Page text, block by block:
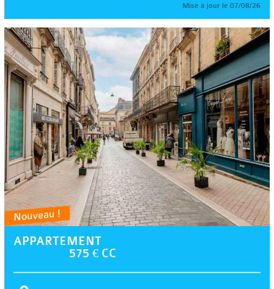
Mise à jour le 07/08/26
Nouveau !
APPARTEMENT
575 € CC